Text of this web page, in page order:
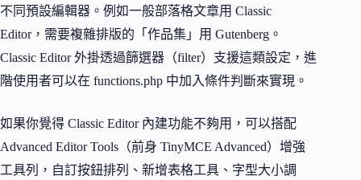
不同預設編輯器。例如一般部落格文章用 Classic
Editor，需要複雜排版的「作品集」用 Gutenberg。
Classic Editor 外掛透過篩選器（filter）支援這類設定，進
階使用者可以在 functions.php 中加入條件判斷來實現。
如果你覺得 Classic Editor 內建功能不夠用，可以搭配
Advanced Editor Tools（前身 TinyMCE Advanced）增強
工具列，自訂按鈕排列、新增表格工具、字型大小調